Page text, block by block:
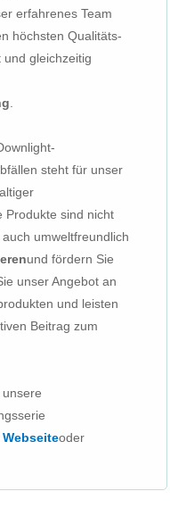
erfahrenes Team
höchsten Qualitäts-
gleichzeitig
.
steht für unser
Produkte sind nicht
umweltfreundlich
und fördern Sie
unser Angebot an
und leisten
Beitrag zum
oder